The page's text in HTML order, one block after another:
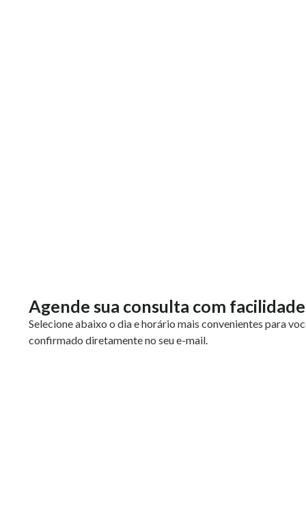
Agende sua consulta com facilidade
Selecione abaixo o dia e horário mais convenientes para
confirmado diretamente no seu e-mail.